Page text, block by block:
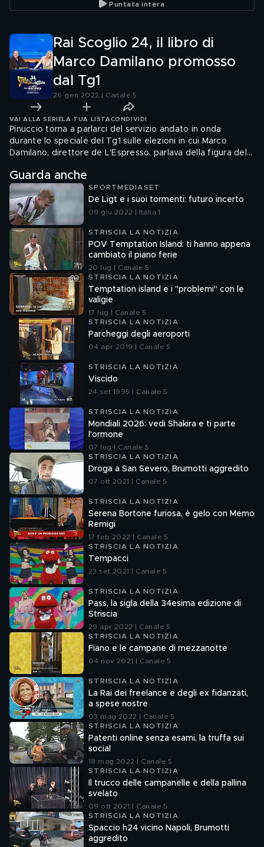
Puntata intera
Rai Scoglio 24, il libro di
Marco Damilano promosso
dal Tg1
26 gen 2022 | Canale 5
VAI ALLA SERIE LA TUA LISTA CONDIVIDI
Pinuccio torna a parlarci del servizio andato in onda
durante lo speciale del Tg1 sulle elezioni in cui Marco
Damilano, direttore de L'Espresso, parlava della figura del
suo libro. Non solo: rientrati in studio, Lucia Annunziata
sottovoce, rivela il titolo del volume mentre Monica
Maggioni ne elogia le qualità. Eppure in Rai vige un
regolamento molto chiaro sulla pubblicità all'interno dei
programmi
Guarda anche
SPORTMEDIASET
De Ligt e i suoi tormenti: futuro incerto
09 giu 2022 | Italia 1
STRISCIA LA NOTIZIA
POV Temptation Island: ti hanno appena
cambiato il piano ferie
20 lug | Canale 5
STRISCIA LA NOTIZIA
Temptation island e i "problemi" con le
valigie
17 lug | Canale 5
STRISCIA LA NOTIZIA
Parcheggi degli aeroporti
04 apr 2019 | Canale 5
STRISCIA LA NOTIZIA
Viscido
24 set 1995 | Canale 5
STRISCIA LA NOTIZIA
Mondiali 2026: vedi Shakira e ti parte
l'ormone
07 lug | Canale 5
STRISCIA LA NOTIZIA
Droga a San Severo, Brumotti aggredito
07 ott 2021 | Canale 5
STRISCIA LA NOTIZIA
Serena Bortone furiosa, è gelo con Memo
Remigi
17 feb 2022 | Canale 5
STRISCIA LA NOTIZIA
Tempacci
23 set 2021 | Canale 5
STRISCIA LA NOTIZIA
Pass, la sigla della 34esima edizione di
Striscia
29 apr 2022 | Canale 5
STRISCIA LA NOTIZIA
Fiano e le campane di mezzanotte
04 nov 2021 | Canale 5
STRISCIA LA NOTIZIA
La Rai dei freelance e degli ex fidanzati,
a spese nostre
03 mag 2022 | Canale 5
STRISCIA LA NOTIZIA
Patenti online senza esami, la truffa sui
social
18 mag 2022 | Canale 5
STRISCIA LA NOTIZIA
Il trucco delle campanelle e della pallina
svelato
09 ott 2021 | Canale 5
STRISCIA LA NOTIZIA
Spaccio h24 vicino Napoli, Brumotti
aggredito